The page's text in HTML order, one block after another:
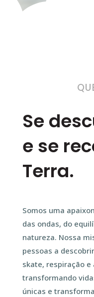
Se
e se
Terra.
Somos uma
das ondas, do
natureza. Nossa
pessoas a
skate, respiração e
transformando
únicas e